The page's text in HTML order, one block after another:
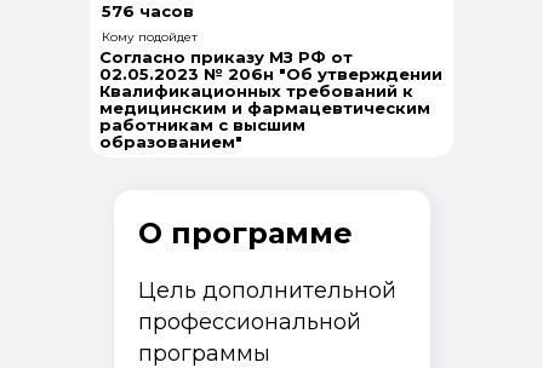
576 часов
Согласно приказу МЗ РФ от
02.05.2023 № 206н "Об утверждении
Квалификационных требований к
медицинским и фармацевтическим
работникам с высшим
образованием"
Кому подойдет
О программе
Цель дополнительной
профессиональной
программы